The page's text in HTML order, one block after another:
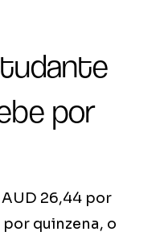
por
26,44 por
quinzena, o